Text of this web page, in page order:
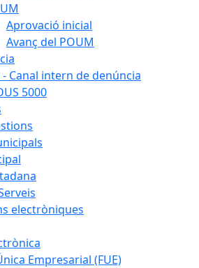
Aprovació inicial
Avanç del POUM
Canal intern de denúncia
5000
electròniques
Empresarial (FUE)